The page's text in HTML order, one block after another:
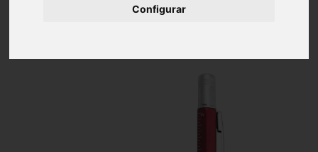
Configurar